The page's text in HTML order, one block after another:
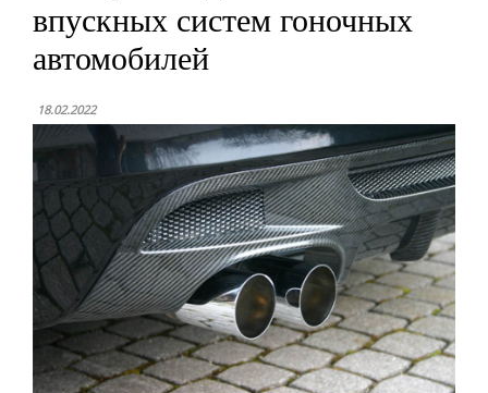
впускных систем гоночных
автомобилей
18.02.2022